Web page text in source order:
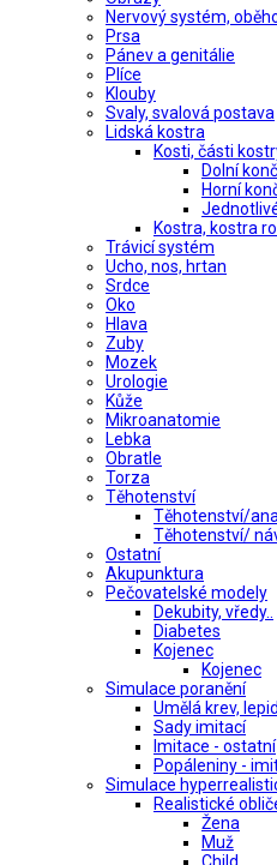
Nervový systém,
Prsa
Pánev a genitálie
Plíce
Klouby
Svaly, svalová postava
Lidská kostra
Kosti, části
Dolní
Horní
Kostra, kostra
Trávicí systém
Ucho, nos, hrtan
Srdce
Oko
Hlava
Zuby
Mozek
Urologie
Kůže
Mikroanatomie
Lebka
Obratle
Torza
Těhotenství
Těhotenství/
Těhotenství/
Ostatní
Akupunktura
Pečovatelské modely
Dekubity, vředy..
Diabetes
Kojenec
Kojenec
Simulace poranění
Umělá krev,
Sady imitací
Imitace - ostatní
Popáleniny -
Simulace
Realistické
Žena
Muž